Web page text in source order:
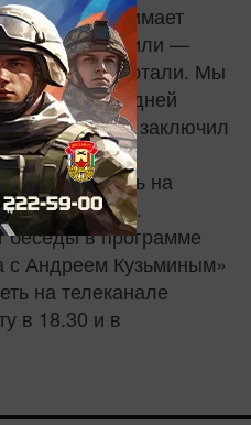
Казань принимает
нам уже звонили —
эти дни работали. Мы
и где-то 10 дней
— заключил
увидеть на
в YouTube.
беседы в программе
с Андреем Кузьминым»
на телеканале
в 18.30 и в